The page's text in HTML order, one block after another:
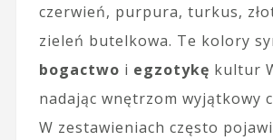
czerwień, purpura, turkus,
zieleń butelkowa. Te kolory
bogactwo i egzotykę kultur
nadając wnętrzom wyjątkowy
W zestawieniach często